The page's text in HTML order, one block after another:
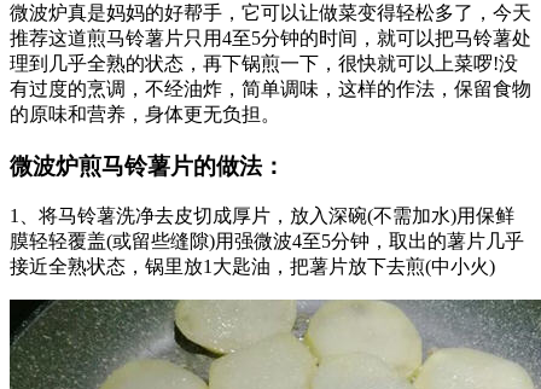
微波炉真是妈妈的好帮手，它可以让做菜变得轻松多了，今天
推荐这道煎马铃薯片只用4至5分钟的时间，就可以把马铃薯处
理到几乎全熟的状态，再下锅煎一下，很快就可以上菜啰!没
有过度的烹调，不经油炸，简单调味，这样的作法，保留食物
的原味和营养，身体更无负担。
微波炉煎马铃薯片的做法：
1、将马铃薯洗净去皮切成厚片，放入深碗(不需加水)用保鲜
膜轻轻覆盖(或留些缝隙)用强微波4至5分钟，取出的薯片几乎
接近全熟状态，锅里放1大匙油，把薯片放下去煎(中小火)